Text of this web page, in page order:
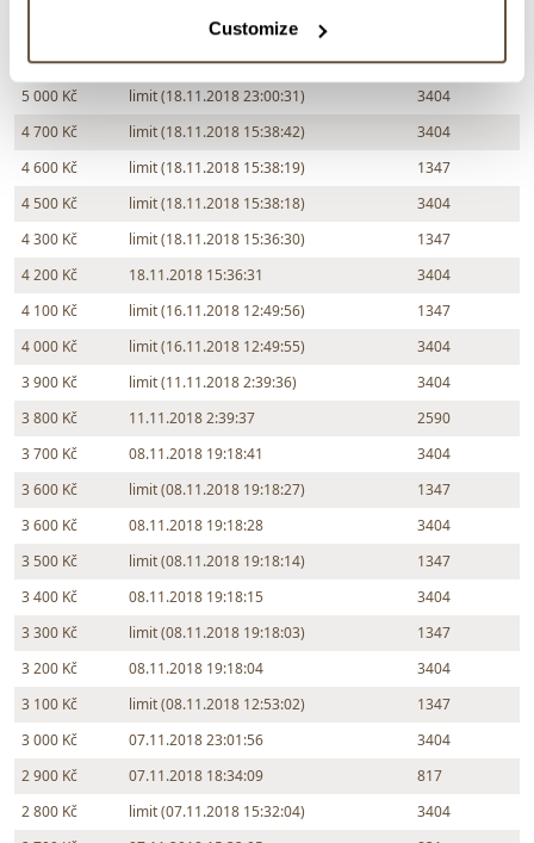
Customize
19.11.2018 4:29:39
5 500 Kč
limit (18.11.2018 23:00:32)
3370
5 000 Kč
limit (18.11.2018 23:00:31)
3404
4 700 Kč
limit (18.11.2018 15:38:42)
3404
4 600 Kč
limit (18.11.2018 15:38:19)
1347
4 500 Kč
limit (18.11.2018 15:38:18)
3404
4 300 Kč
limit (18.11.2018 15:36:30)
1347
4 200 Kč
18.11.2018 15:36:31
3404
4 100 Kč
limit (16.11.2018 12:49:56)
1347
4 000 Kč
limit (16.11.2018 12:49:55)
3404
3 900 Kč
limit (11.11.2018 2:39:36)
3404
3 800 Kč
11.11.2018 2:39:37
2590
3 700 Kč
08.11.2018 19:18:41
3404
3 600 Kč
limit (08.11.2018 19:18:27)
1347
3 600 Kč
08.11.2018 19:18:28
3404
3 500 Kč
limit (08.11.2018 19:18:14)
1347
3 400 Kč
08.11.2018 19:18:15
3404
3 300 Kč
limit (08.11.2018 19:18:03)
1347
3 200 Kč
08.11.2018 19:18:04
3404
3 100 Kč
limit (08.11.2018 12:53:02)
1347
3 000 Kč
07.11.2018 23:01:56
3404
2 900 Kč
07.11.2018 18:34:09
817
2 800 Kč
limit (07.11.2018 15:32:04)
3404